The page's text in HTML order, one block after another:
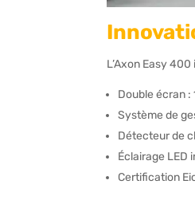
L’Axon Easy
Double écran :
Système de
Détecteur de
Éclairage LED
Certification